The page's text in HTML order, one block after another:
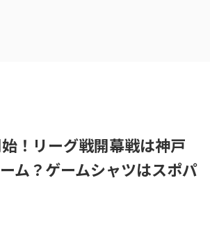
！リーグ戦開幕戦は神戸
ム？ゲームシャツはスポパ